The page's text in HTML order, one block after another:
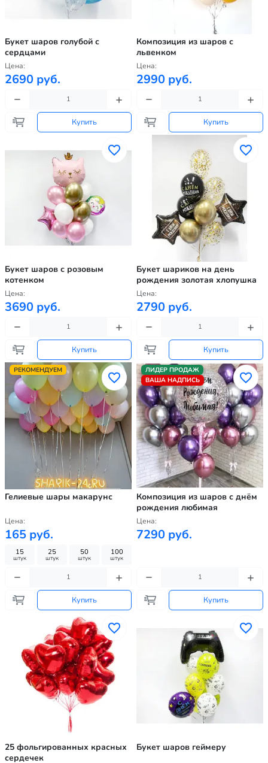
Букет шаров голубой с
сердцами
Цена:
2690 руб.
Купить
Композиция из шаров с
львенком
Цена:
2990 руб.
Купить
Букет шаров с розовым
котенком
Цена:
3690 руб.
Купить
Букет шариков на день
рождения золотая хлопушка
Цена:
2790 руб.
Купить
РЕКОМЕНДУЕМ
Гелиевые шары макарунс
Цена:
165 руб.
15
штук
25
штук
50
штук
100
штук
Купить
ЛИДЕР ПРОДАЖ
ВАША НАДПИСЬ
Композиция из шаров с днём
рождения любимая
Цена:
7290 руб.
Купить
25 фольгированных красных
сердечек
Букет шаров геймеру